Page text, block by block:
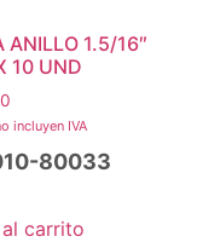
ANILLO 1.5/16″
10 UND
incluyen IVA
80033
carrito